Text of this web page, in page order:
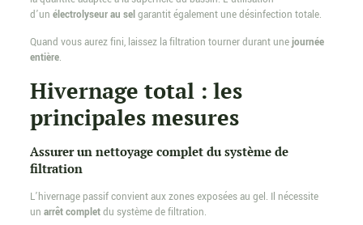
d’un électrolyseur au selgarantit également une désinfection totale.
Quand vous aurez fini, laissez la filtration tourner durant unejournée
entière.
Hivernage total : les
principales mesures
Assurer un nettoyage complet du système de
filtration
L’hivernage passif convient aux zones exposées au gel. Il nécessite
un arrêt completdu système de filtration.